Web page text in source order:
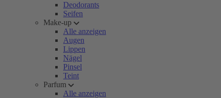
Deodorants
Seifen
Make-up
Alle anzeigen
Augen
Lippen
Nägel
Pinsel
Teint
Parfum
Alle anzeigen